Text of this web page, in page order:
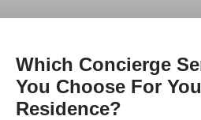
Which Concierge
You Choose For
Residence?